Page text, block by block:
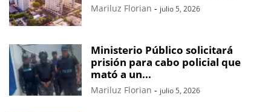
Mariluz Florian - julio 5, 2026
Ministerio Público solicitará
prisión para cabo policial que
mató a un...
Mariluz Florian - julio 5, 2026